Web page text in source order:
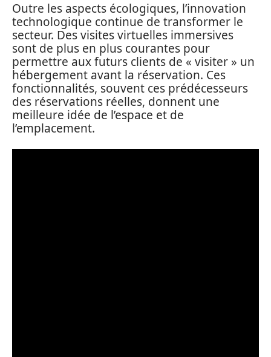
Outre les aspects écologiques, l’innovation
technologique continue de transformer le
secteur. Des visites virtuelles immersives
sont de plus en plus courantes pour
permettre aux futurs clients de « visiter » un
hébergement avant la réservation. Ces
fonctionnalités, souvent ces prédécesseurs
des réservations réelles, donnent une
meilleure idée de l’espace et de
l’emplacement.